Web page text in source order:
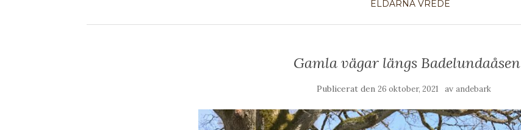
ELDARNA VREDE
Gamla vägar längs Badelundaåsen
Publicerat den 26 oktober, 2021 av andebark